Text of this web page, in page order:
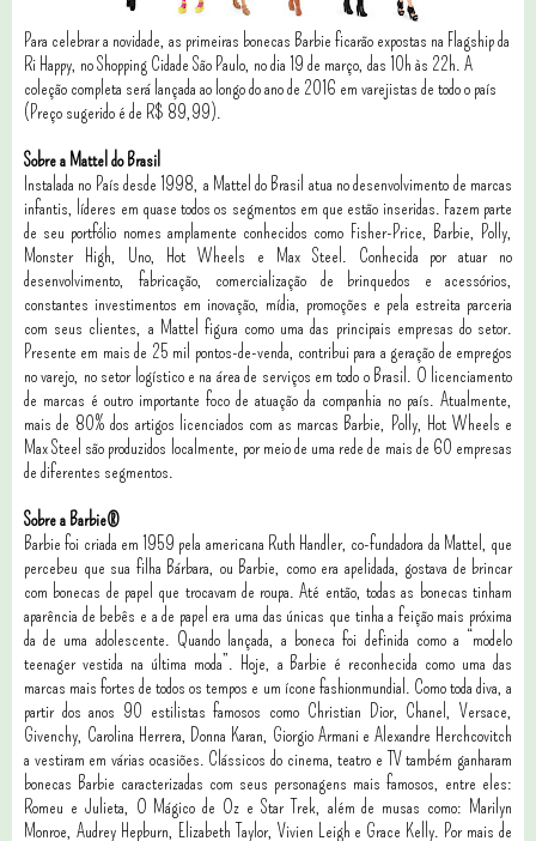
Para celebrar a novidade, as primeiras bonecas Barbie ficarão expostas na Flagship da
Ri Happy, no Shopping Cidade São Paulo, no dia 19 de março, das 10h às 22h. A
coleção completa será lançada ao longo do ano de 2016 em varejistas de todo o país
(Preço sugerido é de R$ 89,99).
Sobre a Mattel do Brasil
Instalada no País desde 1998, a Mattel do Brasil atua no desenvolvimento de marcas
infantis, líderes em quase todos os segmentos em que estão inseridas. Fazem parte
de seu portfólio nomes amplamente conhecidos como Fisher-Price, Barbie, Polly,
Monster High, Uno, Hot Wheels e Max Steel. Conhecida por atuar no
desenvolvimento, fabricação, comercialização de brinquedos e acessórios,
constantes investimentos em inovação, mídia, promoções e pela estreita parceria
com seus clientes, a Mattel figura como uma das principais empresas do setor.
Presente em mais de 25 mil pontos-de-venda, contribui para a geração de empregos
no varejo, no setor logístico e na área de serviços em todo o Brasil. O licenciamento
de marcas é outro importante foco de atuação da companhia no país. Atualmente,
mais de 80% dos artigos licenciados com as marcas Barbie, Polly, Hot Wheels e
Max Steel são produzidos localmente, por meio de uma rede de mais de 60 empresas
de diferentes segmentos.
Sobre a Barbie®
Barbie foi criada em 1959 pela americana Ruth Handler, co-fundadora da Mattel, que
percebeu que sua filha Bárbara, ou Barbie, como era apelidada, gostava de brincar
com bonecas de papel que trocavam de roupa. Até então, todas as bonecas tinham
aparência de bebês e a de papel era uma das únicas que tinha a feição mais próxima
da de uma adolescente. Quando lançada, a boneca foi definida como a “modelo
teenager vestida na última moda”. Hoje, a Barbie é reconhecida como uma das
marcas mais fortes de todos os tempos e um ícone fashionmundial. Como toda diva, a
partir dos anos 90 estilistas famosos como Christian Dior, Chanel, Versace,
Givenchy, Carolina Herrera, Donna Karan, Giorgio Armani e Alexandre Herchcovitch
a vestiram em várias ocasiões. Clássicos do cinema, teatro e TV também ganharam
bonecas Barbie caracterizadas com seus personagens mais famosos, entre eles:
Romeu e Julieta, O Mágico de Oz e Star Trek, além de musas como: Marilyn
Monroe, Audrey Hepburn, Elizabeth Taylor, Vivien Leigh e Grace Kelly. Por mais de